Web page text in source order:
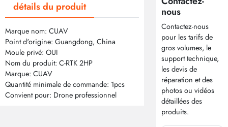
détails du produit
Marque nom: CUAV
Point d'origine: Guangdong, China
Moule privé: OUI
Nom du produit: C-RTK 2HP
Marque: CUAV
Quantité minimale de commande: 1pcs
Convient pour: Drone professionnel
nous
Contactez-nous
pour les tarifs de
gros volumes, le
support technique,
les devis de
réparation et des
photos ou vidéos
détaillées des
produits.